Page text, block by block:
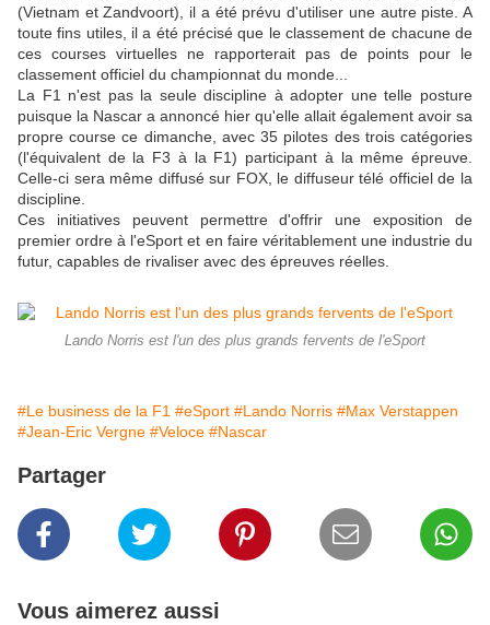
(Vietnam et Zandvoort), il a été prévu d'utiliser une autre piste. A
toute fins utiles, il a été précisé que le classement de chacune de
ces courses virtuelles ne rapporterait pas de points pour le
classement officiel du championnat du monde...
La F1 n'est pas la seule discipline à adopter une telle posture
puisque la Nascar a annoncé hier qu'elle allait également avoir sa
propre course ce dimanche, avec 35 pilotes des trois catégories
(l'équivalent de la F3 à la F1) participant à la même épreuve.
Celle-ci sera même diffusé sur FOX, le diffuseur télé officiel de la
discipline.
Ces initiatives peuvent permettre d'offrir une exposition de
premier ordre à l'eSport et en faire véritablement une industrie du
futur, capables de rivaliser avec des épreuves réelles.
Lando Norris est l'un des plus grands fervents de l'eSport
#Le business de la F1 #eSport #Lando Norris #Max Verstappen
#Jean-Eric Vergne #Veloce #Nascar
Partager
Vous aimerez aussi